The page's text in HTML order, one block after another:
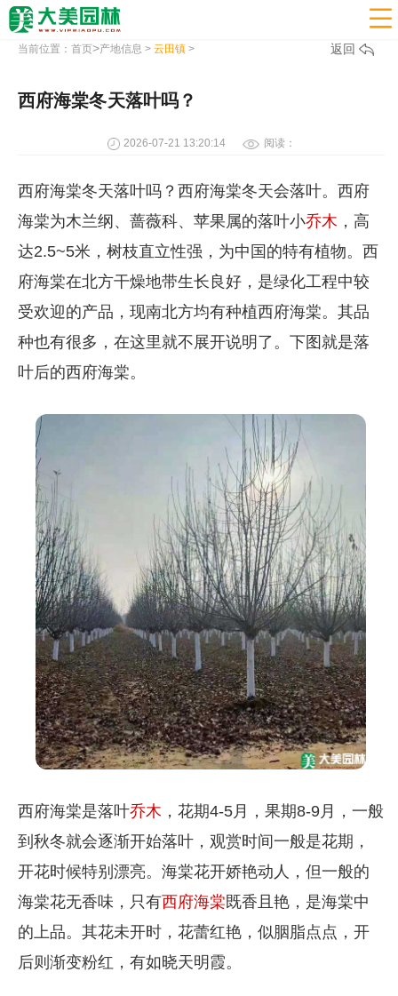

当前位置： 首页>产地信息 > 云田镇> 返回
西府海棠冬天落叶吗？
2026-07-21 13:20:14 阅读：
西府海棠冬天落叶吗？西府海棠冬天会落叶。西府
海棠为木兰纲、蔷薇科、苹果属的落叶小乔木 ，高
达2.5~5米，树枝直立性强，为中国的特有植物。西
府海棠在北方干燥地带生长良好，是绿化工程中较
受欢迎的产品，现南北方均有种植西府海棠。其品
种也有很多，在这里就不展开说明了。下图就是落
叶后的西府海棠。
西府海棠是落叶乔木 ，花期4-5月，果期8-9月，一般
到秋冬就会逐渐开始落叶，观赏时间一般是花期，
开花时候特别漂亮。海棠花开娇艳动人，但一般的
海棠花无香味，只有西府海棠既香且艳，是海棠中
的上品。其花未开时，花蕾红艳，似胭脂点点，开
后则渐变粉红，有如晓天明霞。